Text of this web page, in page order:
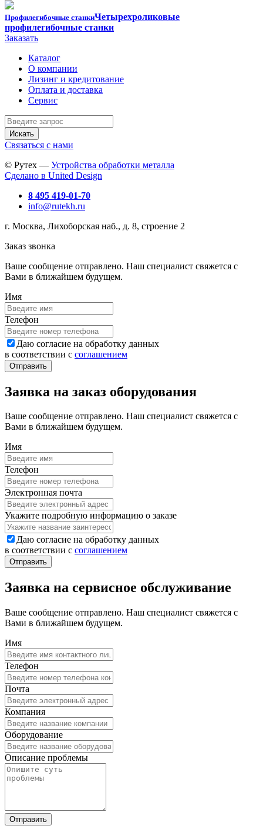
Профилегибочные станкиЧетырехроликовые
профилегибочные станки
Заказать
Каталог
О компании
Лизинг и кредитование
Оплата и доставка
Сервис
Искать
Связаться с нами
© Рутех — Устройства обработки металла
Сделано в United Design
8 495 419-01-70
info@rutekh.ru
г. Москва, Лихоборская наб., д. 8, строение 2
Заказ звонка
Ваше сообщение отправлено. Наш специалист свяжется с
Вами в ближайшем будущем.
Имя
Телефон
Даю согласие на обработку данных
в соответствии с соглашением
Заявка на заказ оборудования
Ваше сообщение отправлено. Наш специалист свяжется с
Вами в ближайшем будущем.
Имя
Телефон
Электронная почта
Укажите подробную информацию о заказе
Даю согласие на обработку данных
в соответствии с соглашением
Заявка на сервисное обслуживание
Ваше сообщение отправлено. Наш специалист свяжется с
Вами в ближайшем будущем.
Имя
Телефон
Почта
Компания
Оборудование
Описание проблемы